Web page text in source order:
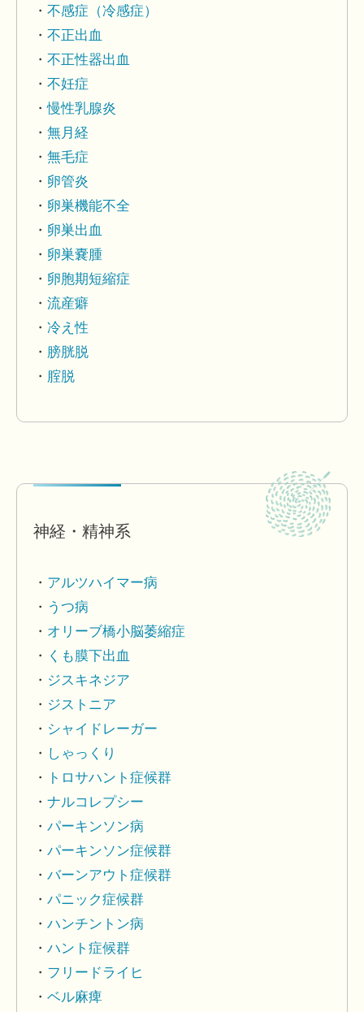
不感症（冷感症）
不正出血
不正性器出血
不妊症
慢性乳腺炎
無月経
無毛症
卵管炎
卵巣機能不全
卵巣出血
卵巣嚢腫
卵胞期短縮症
流産癖
冷え性
膀胱脱
腟脱
神経・精神系
アルツハイマー病
うつ病
オリーブ橋小脳萎縮症
くも膜下出血
ジスキネジア
ジストニア
シャイドレーガー
しゃっくり
トロサハント症候群
ナルコレプシー
パーキンソン病
パーキンソン症候群
バーンアウト症候群
パニック症候群
ハンチントン病
ハント症候群
フリードライヒ
ベル麻痺